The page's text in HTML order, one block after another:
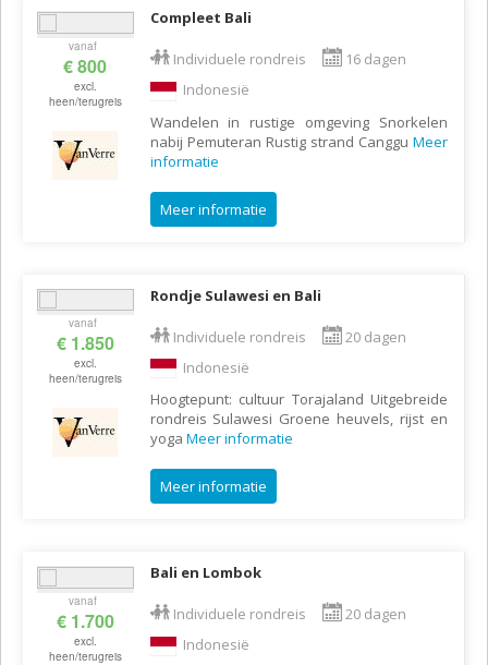
vanaf
€ 800
excl.
heen/terugreis
Compleet Bali
Individuele rondreis
16 dagen
Indonesië
Wandelen in rustige omgeving Snorkelen
nabij Pemuteran Rustig strand Canggu Meer
informatie
Meer informatie
vanaf
€ 1.850
excl.
heen/terugreis
Rondje Sulawesi en Bali
Individuele rondreis
20 dagen
Indonesië
Hoogtepunt: cultuur Torajaland Uitgebreide
rondreis Sulawesi Groene heuvels, rijst en
yoga Meer informatie
Meer informatie
vanaf
€ 1.700
excl.
heen/terugreis
Bali en Lombok
Individuele rondreis
20 dagen
Indonesië